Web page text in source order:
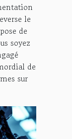
le
de
soyez
de
sur